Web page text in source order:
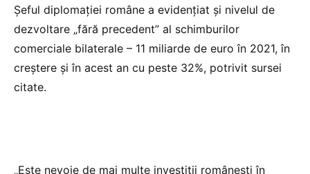
Şeful diplomaţiei române a evidenţiat şi nivelul de
dezvoltare „fără precedent” al schimburilor
comerciale bilaterale – 11 miliarde de euro în 2021, în
creştere şi în acest an cu peste 32%, potrivit sursei
citate.
„Este nevoie de mai multe investiţii româneşti în